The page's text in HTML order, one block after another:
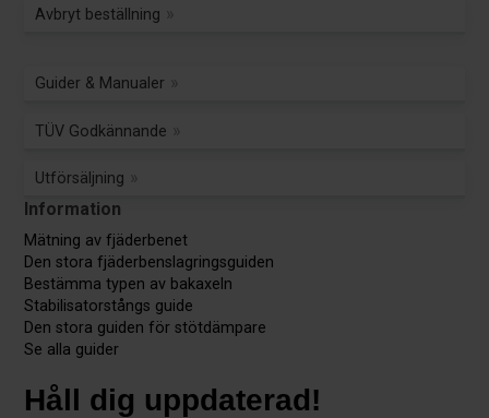
Avbryt beställning
Guider & Manualer
TÜV Godkännande
Utförsäljning
Information
Mätning av fjäderbenet
Den stora fjäderbenslagringsguiden
Bestämma typen av bakaxeln
Stabilisatorstångs guide
Den stora guiden för stötdämpare
Se alla guider
Håll dig uppdaterad!